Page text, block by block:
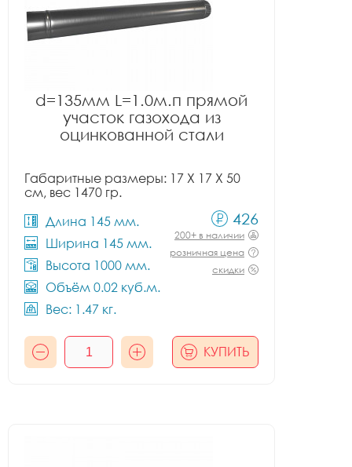
d=135мм L=1.0м.п прямой
участок газохода из
оцинкованной стали
Габаритные размеры: 17 X 17 X 50
см, вес 1470 гр.
Длина 145 мм.
Ширина 145 мм.
Высота 1000 мм.
Объём 0.02 куб.м.
Вес: 1.47 кг.
426
200+ в наличии
розничная цена
скидки
КУПИТЬ